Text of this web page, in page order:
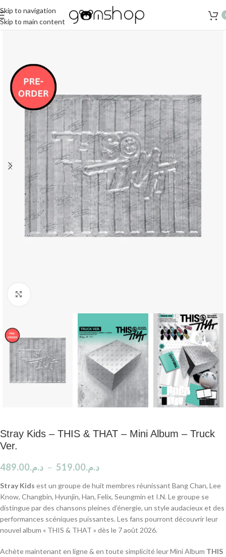
Skip to navigation
Skip to main content
Stray Kids – THIS & THAT – Mini Album – Truck
Ver.
د.م.489.00 – د.م.519.00
Stray Kids est un groupe de huit membres réunissant Bang Chan, Lee
Know, Changbin, Hyunjin, Han, Felix, Seungmin et I.N. Le groupe se
distingue par des chansons pleines d’énergie, un style audacieux et des
performances scéniques puissantes. Les fans pourront découvrir leur
nouvel album « THIS & THAT » dès le 7 août 2026.
Achète maintenant en ligne & en toute simplicité leur Mini Album THIS